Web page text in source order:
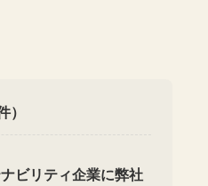
）
ビリティ企業に弊社